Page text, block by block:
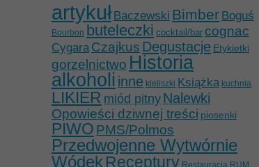
artykuł Baczewski Bimber Boguś
Bourbon buteleczki cocktail/bar cognac
Cygara Czajkus Degustacje Etykietki
gorzelnictwo Historia
alkoholi inne kieliszki Książka kuchnia
LIKIER miód pitny Nalewki
Opowieści dziwnej treści piosenki
PIWO PMS/Polmos
Przedwojenne Wytwórnie
WódekReceptury Restauracja RUM